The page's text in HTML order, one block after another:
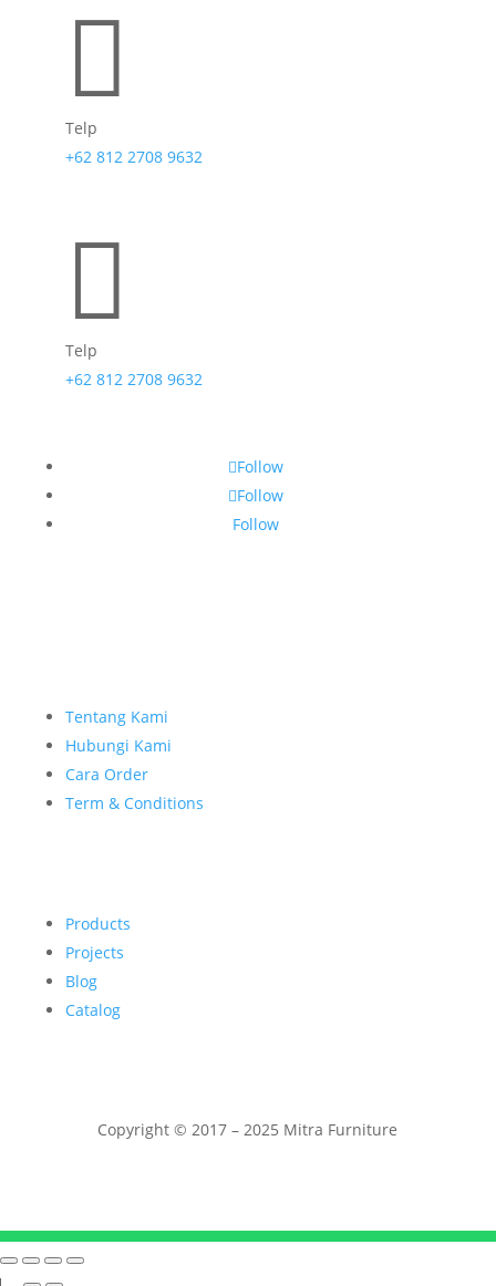

Telp
+62 812 2708 9632

Telp
+62 812 2708 9632
Follow
Follow
Follow
Tentang Kami
Hubungi Kami
Cara Order
Term & Conditions
Products
Projects
Blog
Catalog
Copyright © 2017 – 2025 Mitra Furniture
Telepon